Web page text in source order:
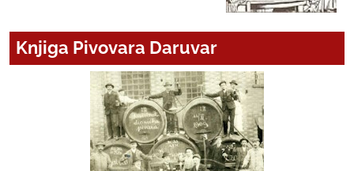
Knjiga Pivovara Daruvar